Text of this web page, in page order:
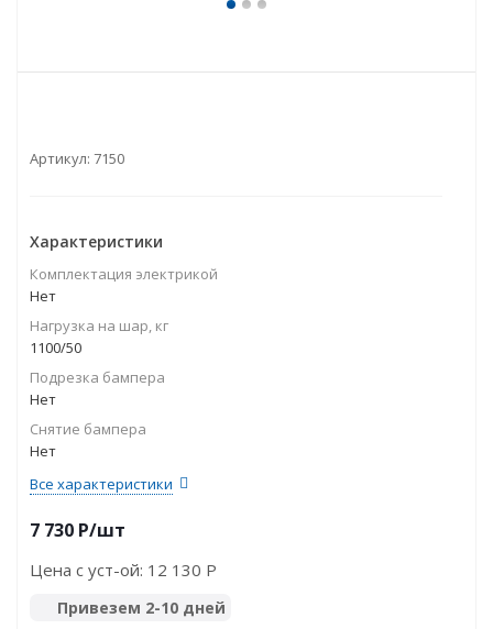
Артикул: 7150
Характеристики
Комплектация электрикой
Нет
Нагрузка на шар, кг
1100/50
Подрезка бампера
Нет
Снятие бампера
Нет
Все характеристики
7 730 P/шт
Цена с уст-ой: 12 130 P
Привезем 2-10 дней